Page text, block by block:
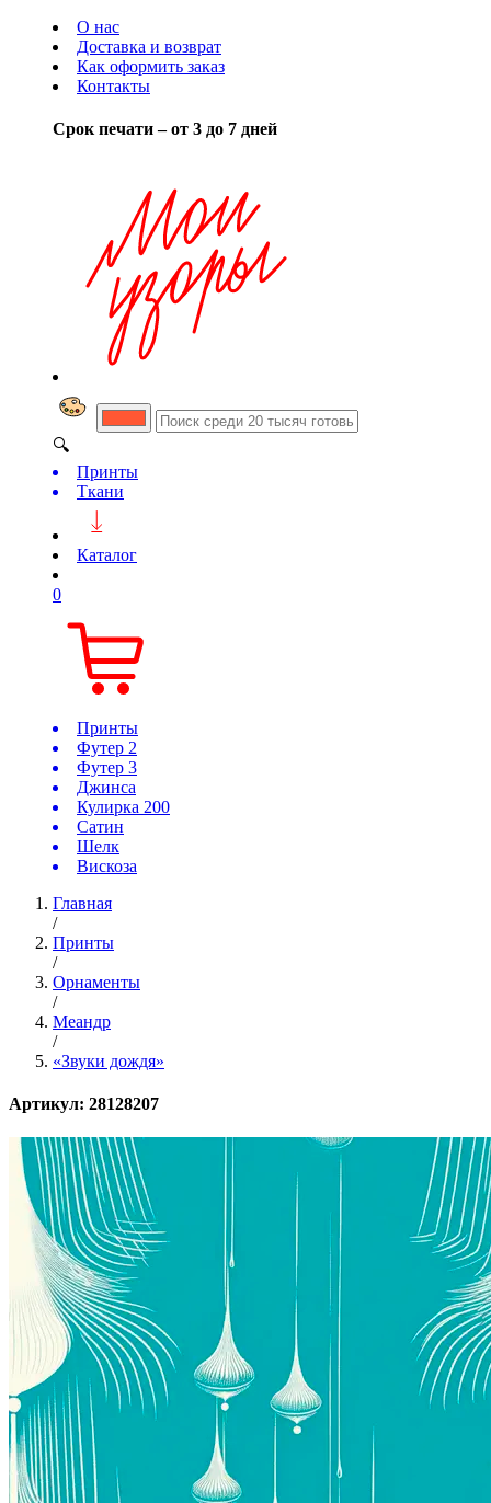
О нас
Доставка и возврат
Как оформить заказ
Контакты
Срок печати – от 3 до 7 дней
🔍
Принты
Ткани
Каталог
0
Принты
Футер 2
Футер 3
Джинса
Кулирка 200
Сатин
Шелк
Вискоза
Главная
/
Принты
/
Орнаменты
/
Меандр
/
«Звуки дождя»
Артикул: 28128207